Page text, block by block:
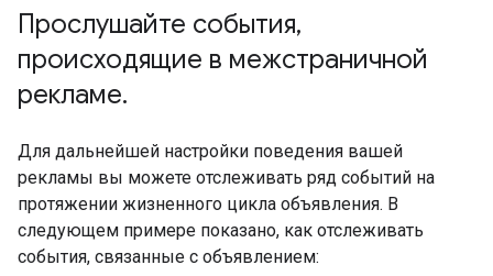
Прослушайте события,
происходящие в межстраничной
рекламе.
Для дальнейшей настройки поведения вашей
рекламы вы можете отслеживать ряд событий на
протяжении жизненного цикла объявления. В
следующем примере показано, как отслеживать
события, связанные с объявлением: